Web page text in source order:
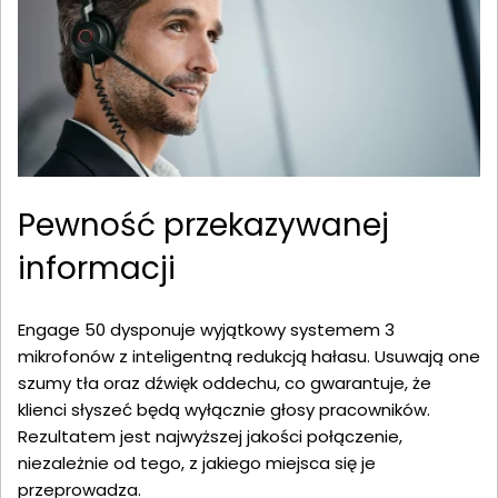
Pewność przekazywanej
informacji
Engage 50 dysponuje wyjątkowy systemem 3
mikrofonów z inteligentną redukcją hałasu. Usuwają one
szumy tła oraz dźwięk oddechu, co gwarantuje, że
klienci słyszeć będą wyłącznie głosy pracowników.
Rezultatem jest najwyższej jakości połączenie,
niezależnie od tego, z jakiego miejsca się je
przeprowadza.